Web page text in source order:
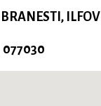
ILFOV
077030